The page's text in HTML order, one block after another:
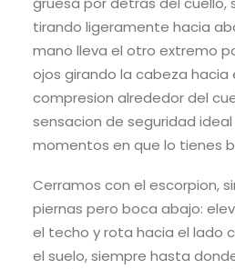
tirando ligeramente hacia
mano lleva el otro extremo
ojos girando la cabeza hacia
compresion alrededor del
sensacion de seguridad
momentos en que lo tienes
Cerramos con el escorpion,
piernas pero boca abajo:
el techo y rota hacia el lado
el suelo, siempre hasta